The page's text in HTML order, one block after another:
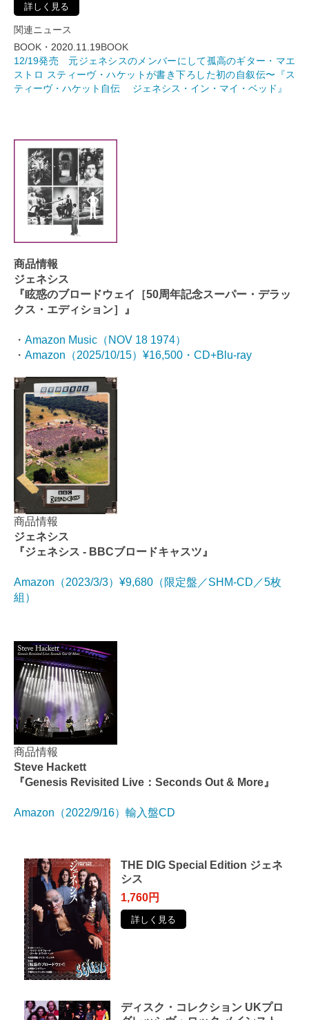
詳しく見る
関連ニュース
BOOK・ 2020.11.19BOOK
12/19発売 元ジェネシスのメンバーにして孤高のギター・マエ
ストロ スティーヴ・ハケットが書き下ろした初の自叙伝〜『ス
ティーヴ・ハケット自伝 ジェネシス・イン・マイ・ベッド』
商品情報
ジェネシス
『眩惑のブロードウェイ［50周年記念スーパー・デラッ
クス・エディション］
』
・ Amazon Music（NOV 18 1974）
・ Amazon（2025/10/15）¥16,500・CD+Blu-ray
商品情報
ジェネシス
『ジェネシス - BBCブロードキャスツ』
Amazon（2023/3/3）¥9,680（限定盤／SHM-CD／5枚
組）
商品情報
Steve Hackett
『Genesis Revisited Live：Seconds Out & More』
Amazon（2022/9/16）輸入盤CD
THE DIG Special Edition ジェネ
シス
1,760円
詳しく見る
ディスク・コレクション UKプロ